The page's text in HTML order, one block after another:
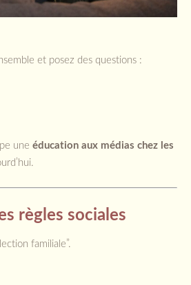
et posez des questions :
une éducation aux médias chez les
règles sociales
familiale”.